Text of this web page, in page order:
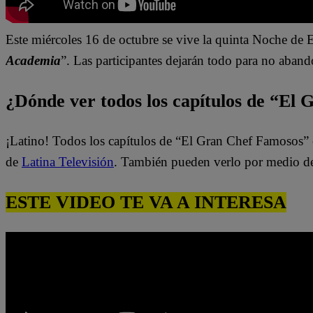
Este miércoles 16 de octubre se vive la quinta Noche de
Academia”. Las participantes dejarán todo para no
¿Dónde ver todos los capítulos de “El
¡Latino! Todos los capítulos de “El Gran Chef
de Latina Televisión. También pueden verlo por medio
ESTE VIDEO TE VA A INTERESA